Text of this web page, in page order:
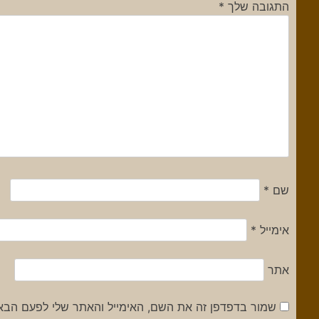
התגובה שלך *
שם *
אימייל *
אתר
שמור בדפדפן זה את השם, האימייל והאתר שלי לפעם